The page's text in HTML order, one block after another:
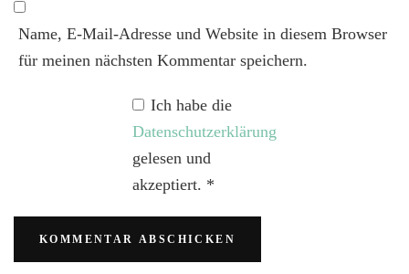
Name, E-Mail-Adresse und Website in diesem Browser
für meinen nächsten Kommentar speichern.
Ich habe die
Datenschutzerklärung
gelesen und
akzeptiert. *